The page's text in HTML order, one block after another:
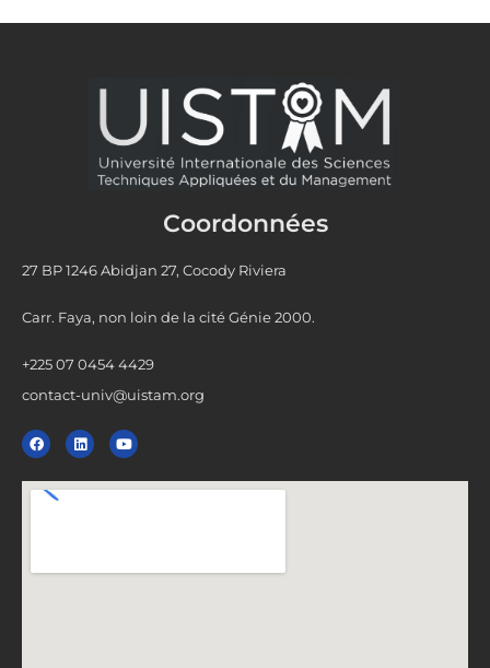
Coordonnées
27 BP 1246 Abidjan 27, Cocody Riviera
Carr. Faya, non loin de la cité Génie 2000.
+225 07 0454 4429
contact-univ@uistam.org